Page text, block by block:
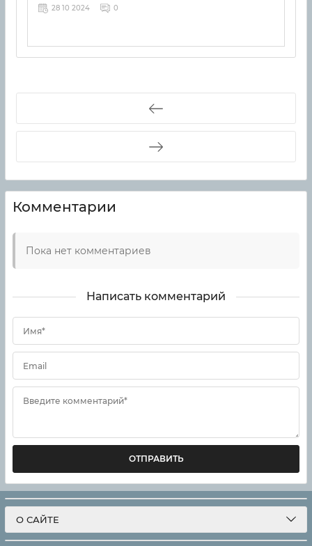
28 10 2024 0
Комментарии
Пока нет комментариев
Написать комментарий
Имя*
Email
Введите комментарий*
ОТПРАВИТЬ
О САЙТЕ